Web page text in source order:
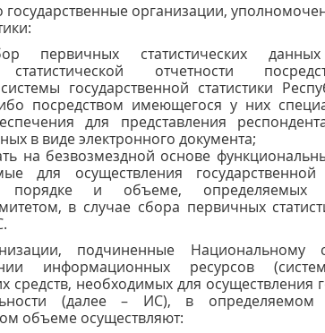
государственные организации,
первичных статистических
статистической отчетности
государственной статистики
посредством имеющегося у них
для представления
в виде электронного документа;
на безвозмездной основе
для осуществления государственной
порядке и объеме, определяемых
в случае сбора первичных
подчиненные Национальному
информационных ресурсов
средств, необходимых для осуществления
(далее – ИС), в определяемом
объеме осуществляют: